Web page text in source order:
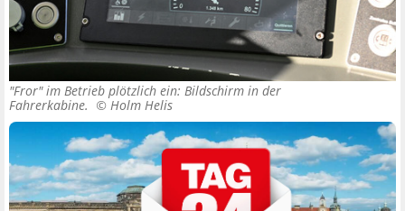
"Fror" im Betrieb plötzlich ein: Bildschirm in der
Fahrerkabine. © Holm Helis